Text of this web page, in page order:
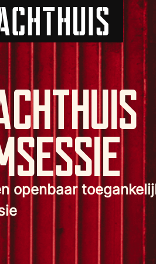
openbaar